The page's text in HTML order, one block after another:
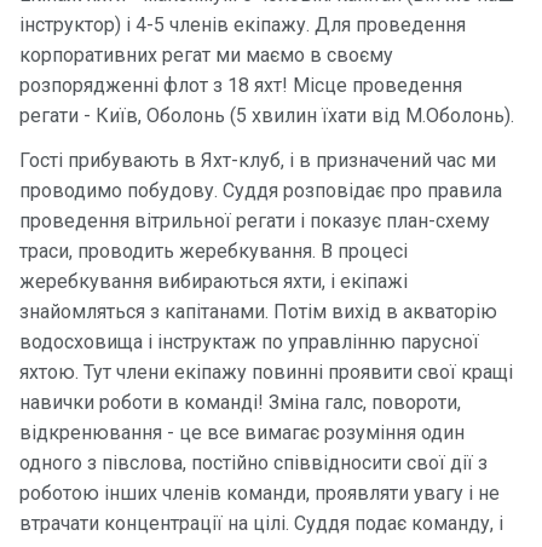
інструктор) і 4-5 членів екіпажу. Для проведення
корпоративних регат ми маємо в своєму
розпорядженні флот з 18 яхт! Місце проведення
регати - Київ, Оболонь (5 хвилин їхати від М.Оболонь).
Гості прибувають в Яхт-клуб, і в призначений час ми
проводимо побудову. Суддя розповідає про правила
проведення вітрильної регати і показує план-схему
траси, проводить жеребкування. В процесі
жеребкування вибираються яхти, і екіпажі
знайомляться з капітанами. Потім вихід в акваторію
водосховища і інструктаж по управлінню парусної
яхтою. Тут члени екіпажу повинні проявити свої кращі
навички роботи в команді! Зміна галс, повороти,
відкренювання - це все вимагає розуміння один
одного з півслова, постійно співвідносити свої дії з
роботою інших членів команди, проявляти увагу і не
втрачати концентрації на цілі. Суддя подає команду, і
Контакт
и